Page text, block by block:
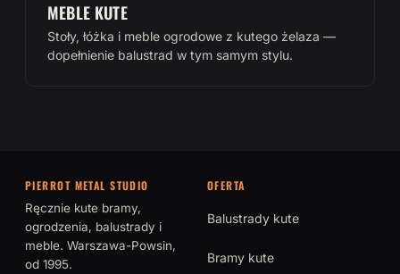
MEBLE KUTE
Stoły, łóżka i meble ogrodowe z kutego żelaza —
dopełnienie balustrad w tym samym stylu.
PIERROT METAL STUDIO
Ręcznie kute bramy,
ogrodzenia, balustrady i
meble. Warszawa-Powsin,
od 1995.
OFERTA
Balustrady kute
Bramy kute